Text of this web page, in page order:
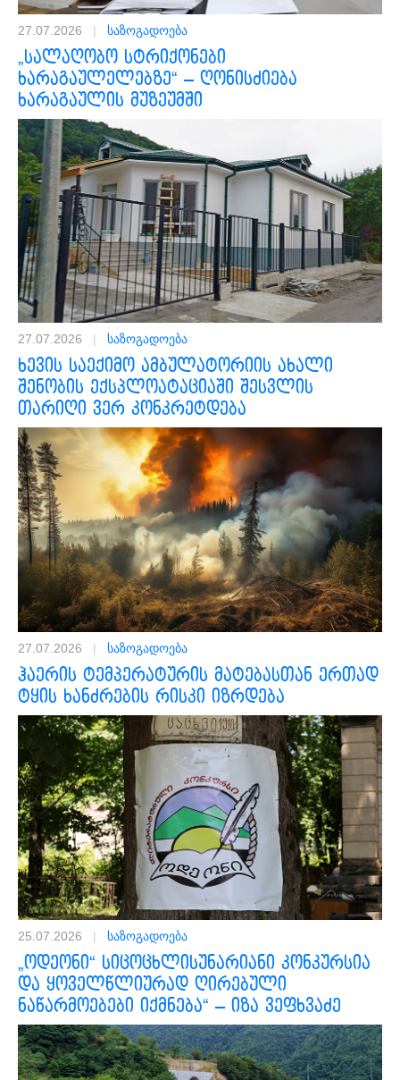
27.07.2026 | საზოგადოება
„სალაღობო სტრიქონები
ხარაგაულელებზე“ – ღონისძიება
ხარაგაულის მუზეუმში
27.07.2026 | საზოგადოება
ხევის საექიმო ამბულატორიის ახალი
შენობის ექსპლოატაციაში შესვლის
თარიღი ვერ კონკრეტდება
27.07.2026 | საზოგადოება
ჰაერის ტემპერატურის მატებასთან ერთად
ტყის ხანძრების რისკი იზრდება
25.07.2026 | საზოგადოება
„ოდეონი“ სიცოცხლისუნარიანი კონკურსია
და ყოველწლიურად ღირებული
ნაწარმოებები იქმნება“ – იზა ვეფხვაძე